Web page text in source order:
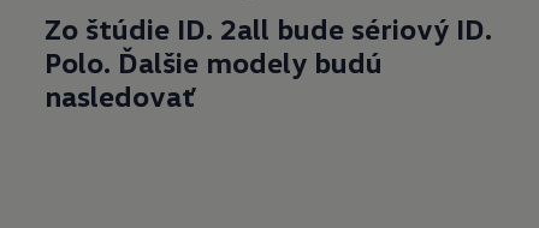
Zo štúdie ID. 2all bude sériový ID.
Polo. Ďalšie modely budú
nasledovať